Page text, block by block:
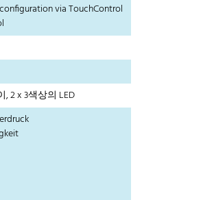
via TouchControl
2 x 3색상의 LED